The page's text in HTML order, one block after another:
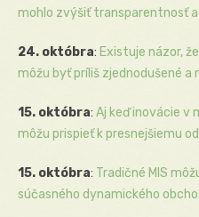
mohlo zvýšiť transparentnosť a
24. októbra: Existuje názor,
môžu byť príliš zjednodušené
15. októbra: Aj keď inovácie v
môžu prispieť k presnejšiemu
15. októbra: Tradičné MIS
súčasného dynamického